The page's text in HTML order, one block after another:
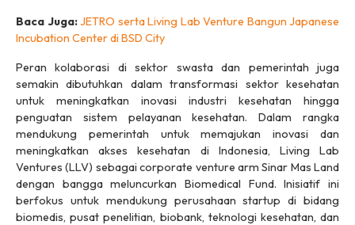
Baca Juga:JETRO serta Living Lab Venture Bangun Japanese
Incubation Center di BSD City
Peran kolaborasi di sektor swasta dan pemerintah juga
semakin dibutuhkan dalam transformasi sektor kesehatan
untuk meningkatkan inovasi industri kesehatan hingga
penguatan sistem pelayanan kesehatan. Dalam rangka
mendukung pemerintah untuk memajukan inovasi dan
meningkatkan akses kesehatan di Indonesia, Living Lab
Ventures (LLV) sebagai corporate venture arm Sinar Mas Land
dengan bangga meluncurkan Biomedical Fund. Inisiatif ini
berfokus untuk mendukung perusahaan startup di bidang
biomedis, pusat penelitian, biobank, teknologi kesehatan, dan